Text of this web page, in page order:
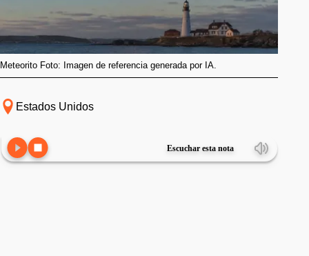
Meteorito Foto: Imagen de referencia generada por IA.
Estados Unidos
Escuchar esta nota